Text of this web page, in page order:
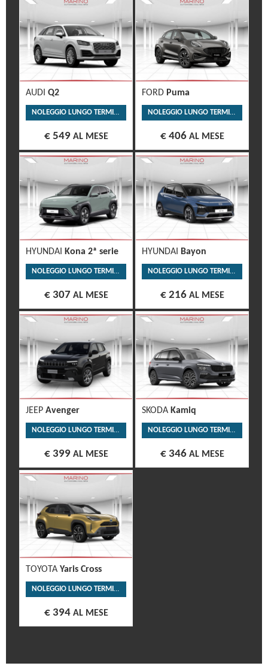
AUDI Q2
NOLEGGIO LUNGO TERMINE
€ 549 AL MESE
FORD Puma
NOLEGGIO LUNGO TERMINE
€ 406 AL MESE
HYUNDAI Kona 2ª serie
NOLEGGIO LUNGO TERMINE
€ 307 AL MESE
HYUNDAI Bayon
NOLEGGIO LUNGO TERMINE
€ 216 AL MESE
JEEP Avenger
NOLEGGIO LUNGO TERMINE
€ 399 AL MESE
SKODA Kamiq
NOLEGGIO LUNGO TERMINE
€ 346 AL MESE
TOYOTA Yaris Cross
NOLEGGIO LUNGO TERMINE
€ 394 AL MESE